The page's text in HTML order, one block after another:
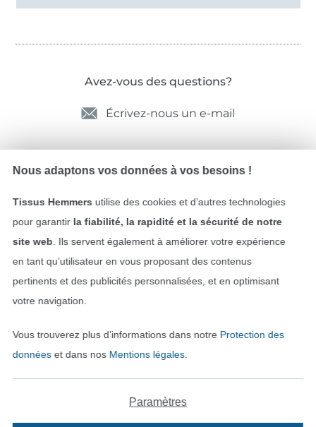
Avez-vous des questions?
Écrivez-nous un e-mail
Payer avec
Nous adaptons vos données à vos besoins !
Tissus Hemmers utilise des cookies et d’autres technologies
pour garantir la fiabilité, la rapidité et la sécurité de notre
site web . Ils servent également à améliorer votre expérience
en tant qu’utilisateur en vous proposant des contenus
pertinents et des publicités personnalisées, et en optimisant
votre navigation.
Vous trouverez plus d’informations dans notre Protection des
donnéeset dans nos Mentions légales.
Paramètres